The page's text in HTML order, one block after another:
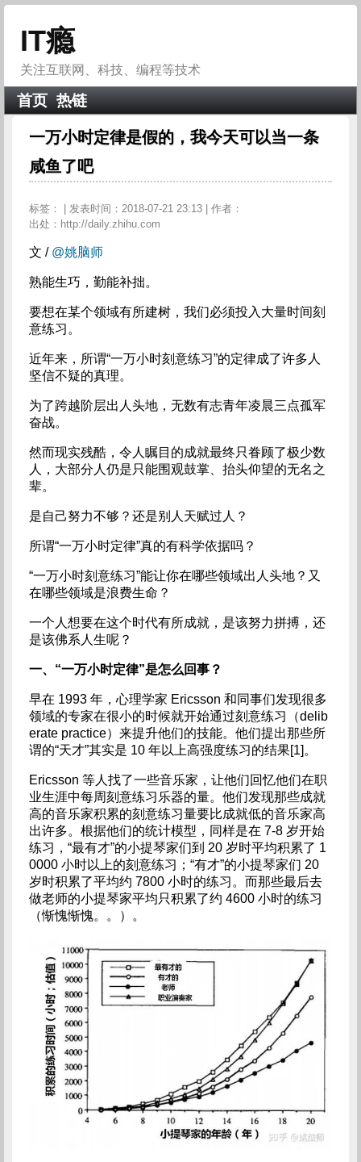
IT瘾
关注互联网、科技、编程等技术
首页 热链
一万小时定律是假的，我今天可以当一条
咸鱼了吧
标签：
| 发表时间：2018-07-21 23:13 | 作者：
出处：http://daily.zhihu.com
文 / @姚脑师
熟能生巧，勤能补拙。
要想在某个领域有所建树，我们必须投入大量时间刻
意练习。
近年来，所谓“一万小时刻意练习”的定律成了许多人
坚信不疑的真理。
为了跨越阶层出人头地，无数有志青年凌晨三点孤军
奋战。
然而现实残酷，令人瞩目的成就最终只眷顾了极少数
人，大部分人仍是只能围观鼓掌、抬头仰望的无名之
辈。
是自己努力不够？还是别人天赋过人？
所谓“一万小时定律”真的有科学依据吗？
“一万小时刻意练习”能让你在哪些领域出人头地？又
在哪些领域是浪费生命？
一个人想要在这个时代有所成就，是该努力拼搏，还
是该佛系人生呢？
一、“一万小时定律”是怎么回事？
早在 1993 年，心理学家 Ericsson 和同事们发现很多
领域的专家在很小的时候就开始通过刻意练习（delib
erate practice）来提升他们的技能。他们提出那些所
谓的“天才”其实是 10 年以上高强度练习的结果[1]。
Ericsson 等人找了一些音乐家，让他们回忆他们在职
业生涯中每周刻意练习乐器的量。他们发现那些成就
高的音乐家积累的刻意练习量要比成就低的音乐家高
出许多。根据他们的统计模型，同样是在 7-8 岁开始
练习，“最有才”的小提琴家们到 20 岁时平均积累了 1
0000 小时以上的刻意练习；“有才”的小提琴家们 20
岁时积累了平均约 7800 小时的练习。而那些最后去
做老师的小提琴家平均只积累了约 4600 小时的练习
（惭愧惭愧。。）。